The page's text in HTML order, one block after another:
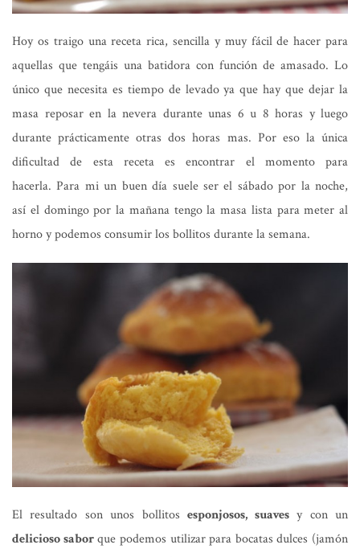
Hoy os traigo una receta rica, sencilla y muy fácil de hacer para
aquellas que tengáis una batidora con función de amasado. Lo
único que necesita es tiempo de levado ya que hay que dejar la
masa reposar en la nevera durante unas 6 u 8 horas y luego
durante prácticamente otras dos horas mas. Por eso la única
dificultad de esta receta es encontrar el momento para
hacerla. Para mi un buen día suele ser el sábado por la noche,
así el domingo por la mañana tengo la masa lista para meter al
horno y podemos consumir los bollitos durante la semana.
El resultado son unos bollitosesponjosos, suavesy con un
delicioso saborque podemos utilizar para bocatas dulces (jamón